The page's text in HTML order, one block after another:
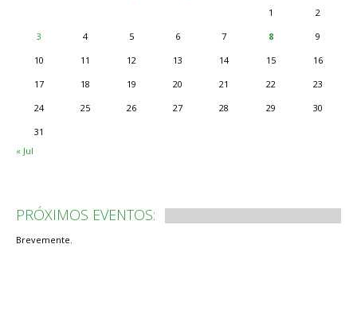
1
2
3
4 5 6 7 8
9
10
11 12 13 14 15
16
17
18 19 20 21 22
23
24
25 26 27 28 29
30
31
« Jul
PRÓXIMOS EVENTOS:
Brevemente.